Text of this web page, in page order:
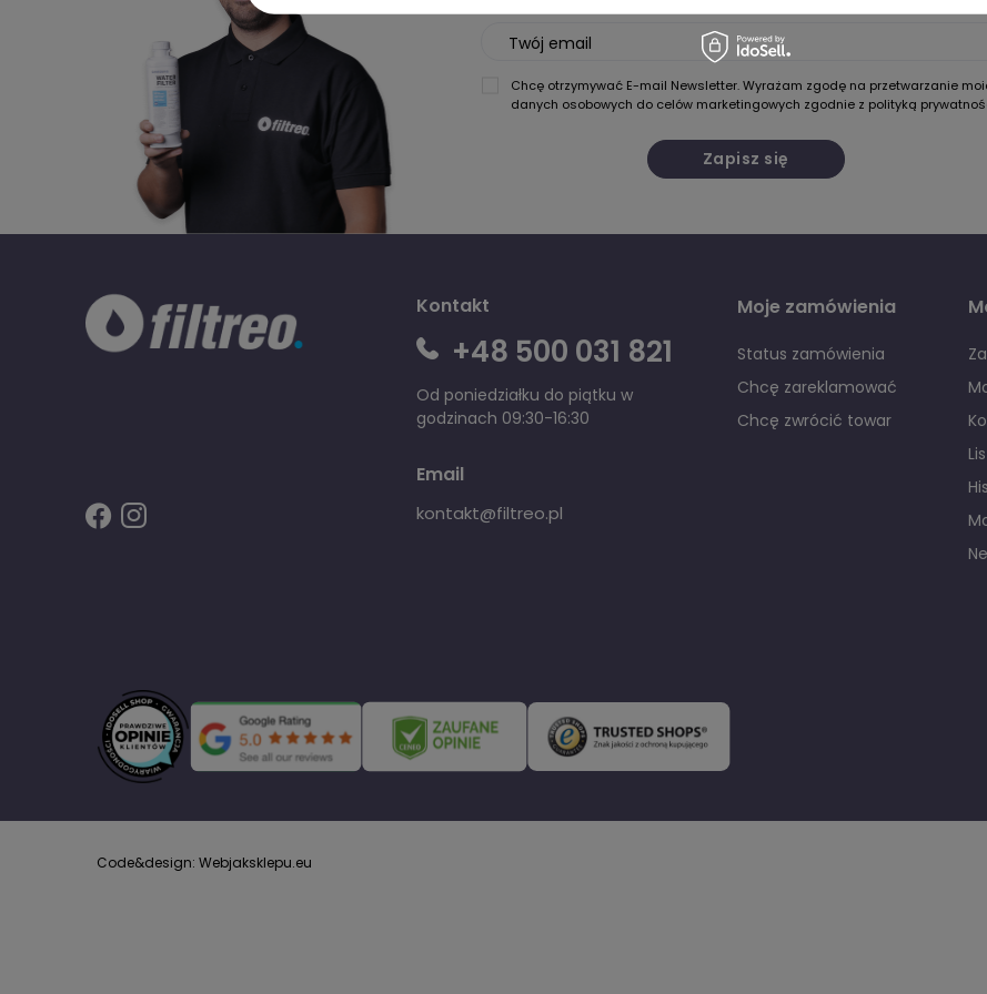
Twój email
Chcę otrzymywać E-mail Newsletter. Wyrażam zgodę na przetwarzanie
danych osobowych do celów marketingowych zgodnie z polityką
Zapisz się
Kontakt
+48 500 031 821
Od poniedziałku do piątku w
godzinach 09:30-16:30
Email
kontakt@filtreo.pl
Moje zamówienia
Status zamówienia
Chcę zareklamować
Chcę zwrócić towar
Code&design: Webjaksklepu.eu